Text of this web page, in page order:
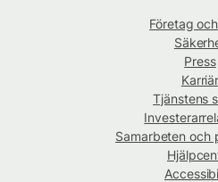
Företag
Press
Karriär
Tjänstens
Samarbeten och